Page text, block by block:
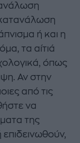
ή και η
τα αίτιά
όπως
Αν στην
από τις
να
της